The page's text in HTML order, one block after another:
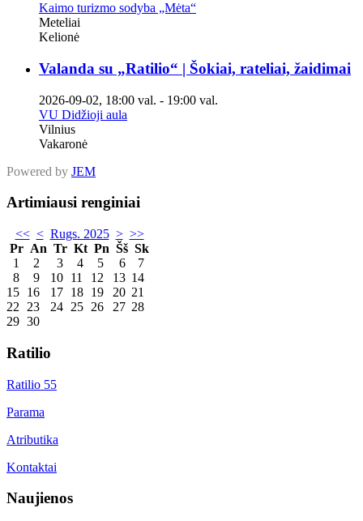
Kaimo turizmo sodyba „Mėta“
Meteliai
Kelionė
Valanda su „Ratilio“ | Šokiai, rateliai, žaidimai
2026-09-02, 18:00 val. - 19:00 val.
VU Didžioji aula
Vilnius
Vakaronė
Powered by JEM
Artimiausi renginiai
<< < Rugs. 2025 > >>
Pr An Tr Kt Pn Šš Sk
1
2 3 4 5 6
7
8
9 10 11 12 13 14
15 16 17 18 19 20 21
22
23 24 25 26 27 28
29 30
Ratilio
Ratilio 55
Parama
Atributika
Kontaktai
Naujienos